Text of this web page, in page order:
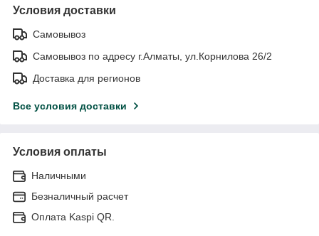
Условия доставки
Самовывоз
Самовывоз по адресу г.Алматы, ул.Корнилова 26/2
Доставка для регионов
Все условия доставки
Условия оплаты
Наличными
Безналичный расчет
Оплата Kaspi QR.